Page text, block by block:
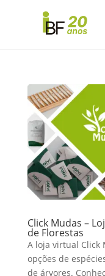
Click Mudas –
de Florestas
A loja virtual Click
opções de
de árvores.